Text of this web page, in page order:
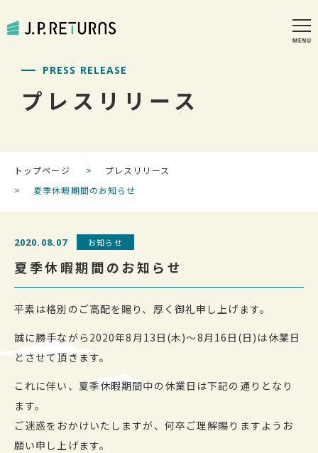
PRESS RELEASE
プレスリリース
トップページ
プレスリリース
夏季休暇期間のお知らせ
2020.08.07 お知らせ
夏季休暇期間のお知らせ
平素は格別のご高配を賜り、厚く御礼申し上げます。
誠に勝手ながら2020年8月13日(木)～8月16日(日)は休業日
とさせて頂きます。
これに伴い、夏季休暇期間中の休業日は下記の通りとなり
ます。
ご迷惑をおかけいたしますが、何卒ご理解賜りますようお
願い申し上げます。